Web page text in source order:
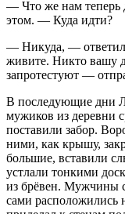
— Что же нам теперь
этом. — Куда идти?
— Никуда, —
живите. Никто вашу
запротестуют —
В последующие дни
мужиков из деревни
поставили забор.
ними, как крышу,
большие, вставили
устлали тонкими
из брёвен. Мужчины
сами расположились